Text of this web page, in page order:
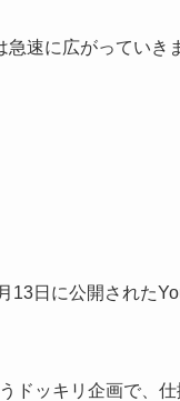
速に広がっていき
13日に公開された
ドッキリ企画で、